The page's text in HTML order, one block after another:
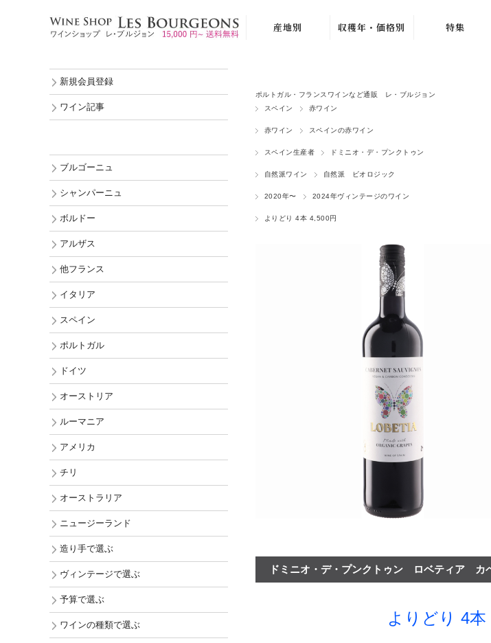
産地別
ボルドー
アルザス
他フランス
イタリア
スペイン
ポルトガル
収穫年・価格別
2000年〜2009年
2010年〜2019年
2020年〜
ノンヴィンテージ
5,000円〜9,999
10,000円〜
特集
夏のワインセール
ポルトガル・フランスワインなど通販 レ・ブルジョン
スペイン
赤ワイン
赤ワイン スペインの赤ワイン
スペイン生産者 ドミニオ・デ・プンクトゥン
自然派ワイン 自然派 ビオロジック
2020年〜 2024年ヴィンテージのワイン
よりどり 4本 4,500円
ドミニオ・デ・プンクトゥン ロベティア カ
よりどり 4本 4,500
新規会員登録
ワイン記事
ブルゴーニュ
シャンパーニュ
ボルドー
アルザス
他フランス
イタリア
スペイン
ポルトガル
ドイツ
オーストリア
ルーマニア
アメリカ
チリ
オーストラリア
ニュージーランド
造り手で選ぶ
ヴィンテージで選ぶ
予算で選ぶ
ワインの種類で選ぶ